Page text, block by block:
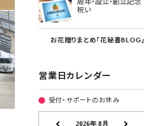
祝い
お花贈りまとめ「花秘書BLOG」
営業日カレンダー
受付・サポートのお休み